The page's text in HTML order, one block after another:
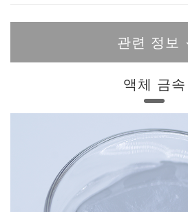
관련 정보
액체 금속
금속 열 시트
액체 금속